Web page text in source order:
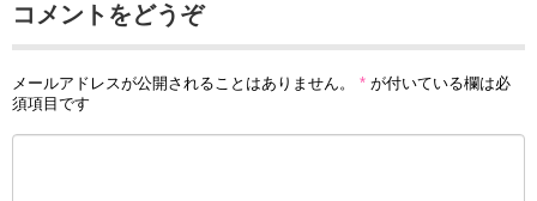
コメントをどうぞ
メールアドレスが公開されることはありません。 * が付いている欄は必
須項目です